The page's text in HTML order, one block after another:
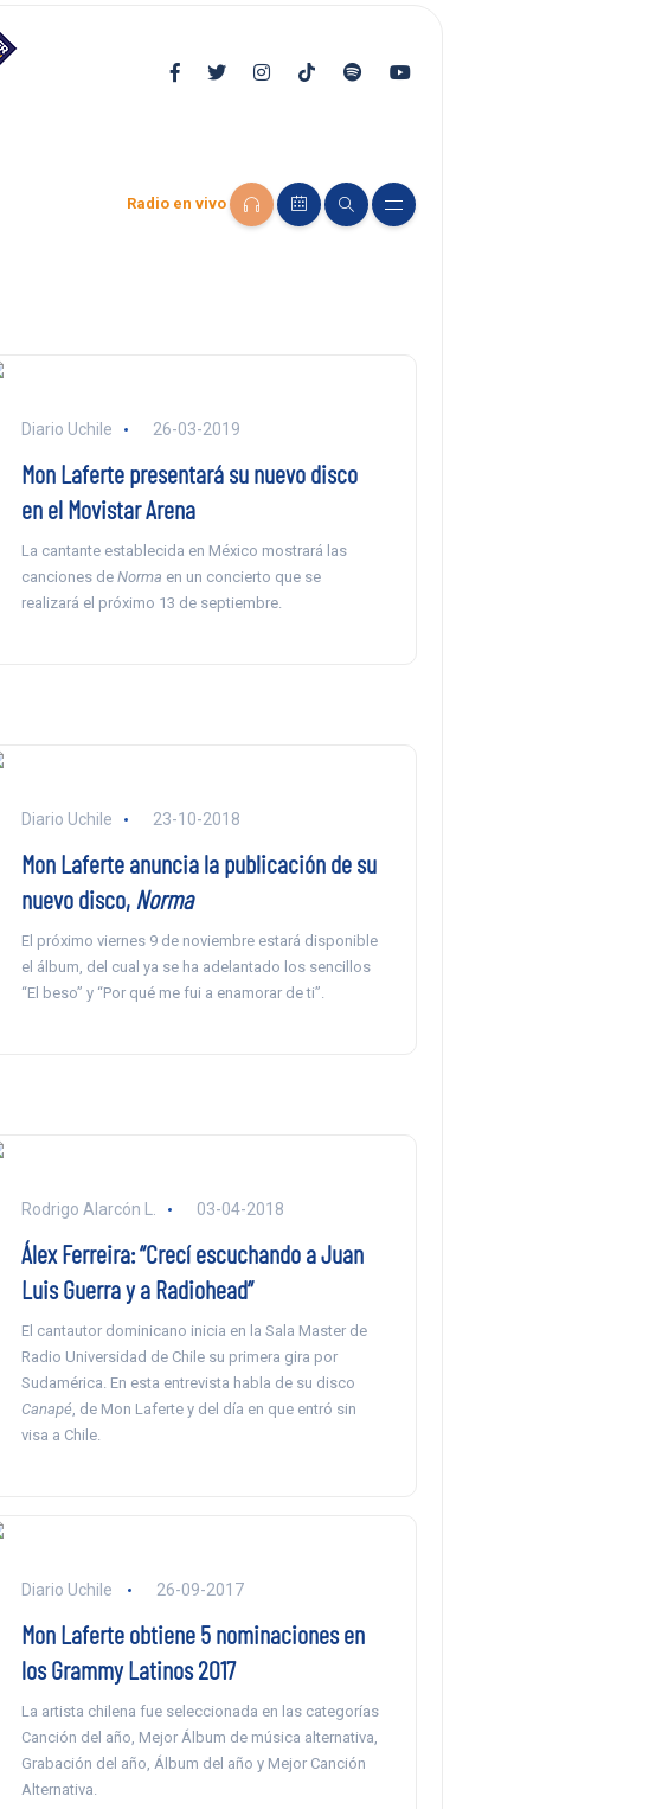
Radio en vivo
Diario Uchile 26-03-2019
Mon Laferte presentará su nuevo disco
en el Movistar Arena
La cantante establecida en México mostrará las
canciones de Norma en un concierto que se
realizará el próximo 13 de septiembre.
Diario Uchile 23-10-2018
Mon Laferte anuncia la publicación de su
nuevo disco, Norma
El próximo viernes 9 de noviembre estará disponible
el álbum, del cual ya se ha adelantado los sencillos
“El beso” y “Por qué me fui a enamorar de ti”.
Rodrigo Alarcón L. 03-04-2018
Álex Ferreira: “Crecí escuchando a Juan
Luis Guerra y a Radiohead”
El cantautor dominicano inicia en la Sala Master de
Radio Universidad de Chile su primera gira por
Sudamérica. En esta entrevista habla de su disco
Canapé, de Mon Laferte y del día en que entró sin
visa a Chile.
Diario Uchile 26-09-2017
Mon Laferte obtiene 5 nominaciones en
los Grammy Latinos 2017
La artista chilena fue seleccionada en las categorías
Canción del año, Mejor Álbum de música alternativa,
Grabación del año, Álbum del año y Mejor Canción
Alternativa.